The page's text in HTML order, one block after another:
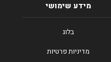
מידע שימושי
בלוג
מדיניות פרטיות